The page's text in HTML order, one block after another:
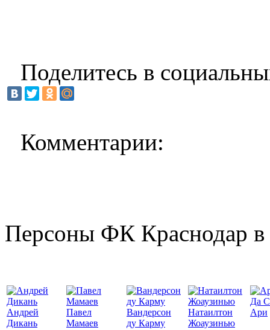
Поделитесь в
Комментарии:
Персоны ФК Краснодар в
Андрей
Дикань
Павел
Мамаев
Вандерсон
ду Карму
Натаилтон
Жоаузинью
Да
Ари